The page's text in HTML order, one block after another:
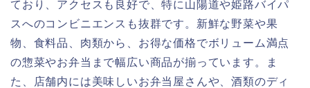
ており、アクセスも良好で、特に山陽道や姫路バイパ
スへのコンビニエンスも抜群です。新鮮な野菜や果
物、食料品、肉類から、お得な価格でボリューム満点
の惣菜やお弁当まで幅広い商品が揃っています。ま
た、店舗内には美味しいお弁当屋さんや、酒類のディ